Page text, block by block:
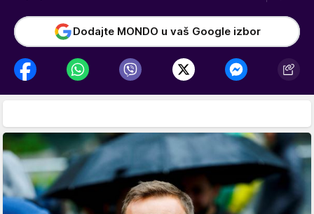
Dodajte MONDO u vaš Google izbor